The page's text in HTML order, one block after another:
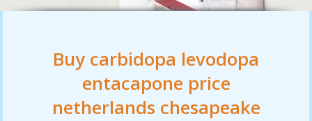
Buy carbidopa levodopa
entacapone price
netherlands chesapeake